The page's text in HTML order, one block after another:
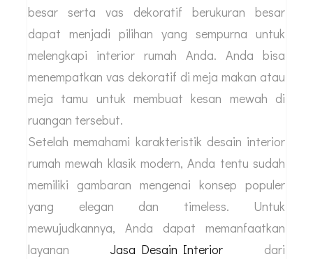
besar serta vas dekoratif berukuran besar
dapat menjadi pilihan yang sempurna untuk
melengkapi interior rumah Anda. Anda bisa
menempatkan vas dekoratif di meja makan atau
meja tamu untuk membuat kesan mewah di
ruangan tersebut.
Setelah memahami karakteristik desain interior
rumah mewah klasik modern, Anda tentu sudah
memiliki gambaran mengenai konsep populer
yang elegan dan timeless. Untuk
mewujudkannya, Anda dapat memanfaatkan
layanan Jasa Desain Interior dari